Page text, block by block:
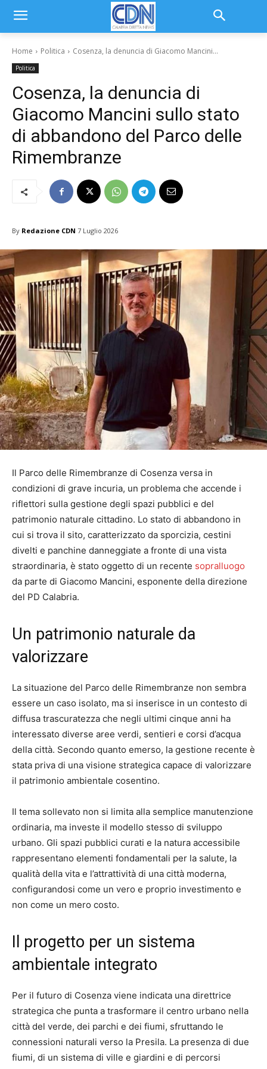
Home Politica Cosenza, la denuncia di Giacomo Mancini...
Politica
Cosenza, la denuncia di
Giacomo Mancini sullo stato
di abbandono del Parco delle
Rimembranze
By Redazione CDN 7 Luglio 2026
Il Parco delle Rimembranze di Cosenza versa in
condizioni di grave incuria, un problema che accende i
riflettori sulla gestione degli spazi pubblici e del
patrimonio naturale cittadino. Lo stato di abbandono in
cui si trova il sito, caratterizzato da sporcizia, cestini
divelti e panchine danneggiate a fronte di una vista
straordinaria, è stato oggetto di un recente sopralluogo
da parte di Giacomo Mancini, esponente della direzione
del PD Calabria.
Un patrimonio naturale da
valorizzare
La situazione del Parco delle Rimembranze non sembra
essere un caso isolato, ma si inserisce in un contesto di
diffusa trascuratezza che negli ultimi cinque anni ha
interessato diverse aree verdi, sentieri e corsi d’acqua
della città. Secondo quanto emerso, la gestione recente è
stata priva di una visione strategica capace di valorizzare
il patrimonio ambientale cosentino.
Il tema sollevato non si limita alla semplice manutenzione
ordinaria, ma investe il modello stesso di sviluppo
urbano. Gli spazi pubblici curati e la natura accessibile
rappresentano elementi fondamentali per la salute, la
qualità della vita e l’attrattività di una città moderna,
configurandosi come un vero e proprio investimento e
non come un mero costo.
Il progetto per un sistema
ambientale integrato
Per il futuro di Cosenza viene indicata una direttrice
strategica che punta a trasformare il centro urbano nella
città del verde, dei parchi e dei fiumi, sfruttando le
connessioni naturali verso la Presila. La presenza di due
fiumi, di un sistema di ville e giardini e di percorsi